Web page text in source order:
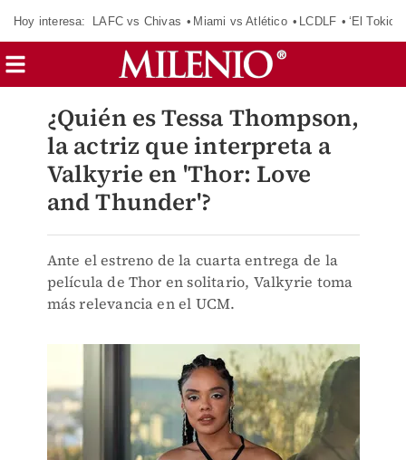
Hoy interesa: LAFC vs Chivas Miami vs Atlético LCDLF ‘El Tokio’
¿Quién es Tessa Thompson,
la actriz que interpreta a
Valkyrie en 'Thor: Love
and Thunder'?
Ante el estreno de la cuarta entrega de la
película de Thor en solitario, Valkyrie toma
más relevancia en el UCM.